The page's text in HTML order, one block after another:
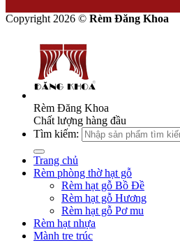
Copyright 2026 © Rèm Đăng Khoa
Rèm Đăng Khoa
Chất lượng hàng đầu
Tìm kiếm:
Trang chủ
Rèm phòng thờ hạt gỗ
Rèm hạt gỗ Bồ Đề
Rèm hạt gỗ Hương
Rèm hạt gỗ Pơ mu
Rèm hạt nhựa
Mành tre trúc